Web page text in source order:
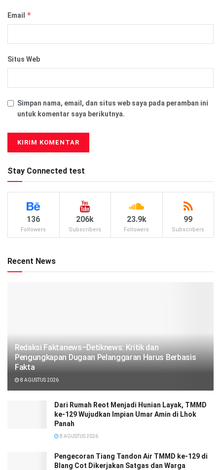
Email *
Situs Web
Simpan nama, email, dan situs web saya pada peramban ini
untuk komentar saya berikutnya.
Stay Connected test
136
Followers
206k
Subscribers
23.9k
Followers
99
Subscribers
Recent News
Redaksi Faktanews–Detiknews: Kritik dan
Pengungkapan Dugaan Pelanggaran Harus Berbasis
Fakta
8 AGUSTUS 2026
Dari Rumah Reot Menjadi Hunian Layak, TMMD
ke-129 Wujudkan Impian Umar Amin di Lhok
Panah
8 AGUSTUS 2026
Pengecoran Tiang Tandon Air TMMD ke-129 di
Blang Cot Dikerjakan Satgas dan Warga